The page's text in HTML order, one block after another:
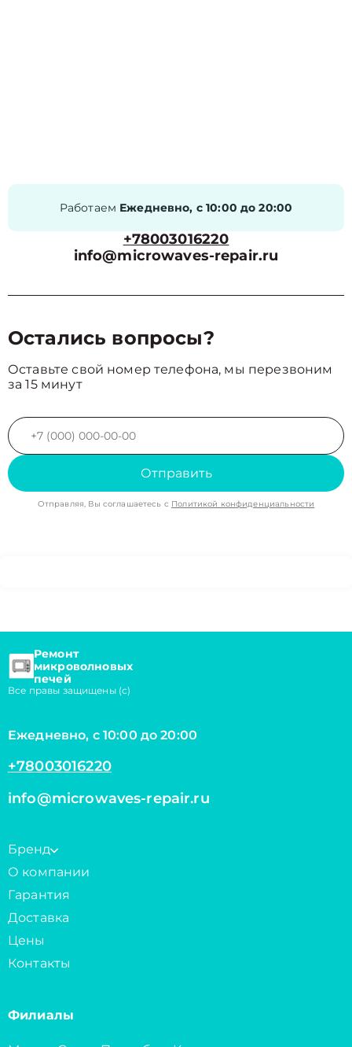
Работаем Ежедневно, с 10:00 до 20:00
+78003016220
info@microwaves-repair.ru
Остались вопросы?
Оставьте свой номер телефона, мы перезвоним
за 15 минут
Отправить
Отправляя, Вы соглашаетесь с Политикой конфиденциальности
Ремонт
микроволновых
печей
Все правы защищены (с)
Ежедневно, с 10:00 до 20:00
+78003016220
info@microwaves-repair.ru
Бренд
О компании
Гарантия
Доставка
Цены
Контакты
Филиалы